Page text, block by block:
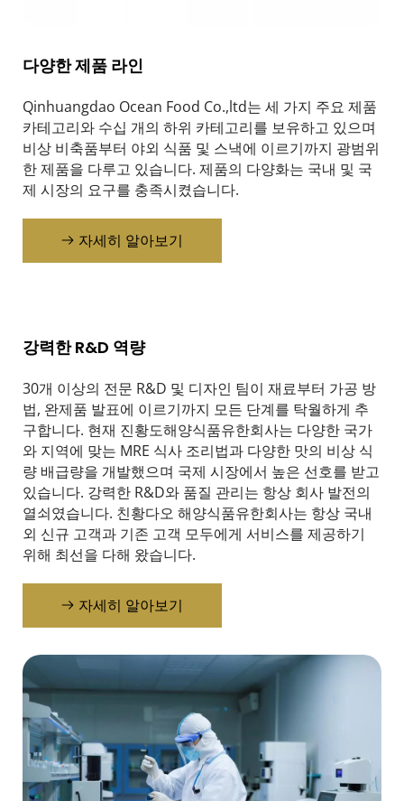
다양한 제품 라인
Qinhuangdao Ocean Food Co.,ltd는 세 가지 주요 제품
카테고리와 수십 개의 하위 카테고리를 보유하고 있으며
비상 비축품부터 야외 식품 및 스낵에 이르기까지 광범위
한 제품을 다루고 있습니다. 제품의 다양화는 국내 및 국
제 시장의 요구를 충족시켰습니다.
자세히 알아보기
강력한 R&D 역량
30개 이상의 전문 R&D 및 디자인 팀이 재료부터 가공 방
법, 완제품 발표에 이르기까지 모든 단계를 탁월하게 추
구합니다. 현재 진황도해양식품유한회사는 다양한 국가
와 지역에 맞는 MRE 식사 조리법과 다양한 맛의 비상 식
량 배급량을 개발했으며 국제 시장에서 높은 선호를 받고
있습니다. 강력한 R&D와 품질 관리는 항상 회사 발전의
열쇠였습니다. 친황다오 해양식품유한회사는 항상 국내
외 신규 고객과 기존 고객 모두에게 서비스를 제공하기
위해 최선을 다해 왔습니다.
자세히 알아보기